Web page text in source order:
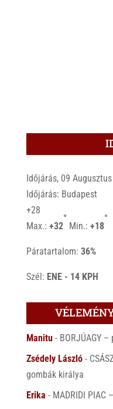
Időjárás, 09 Augusztus
Időjárás: Budapest
+28
Max.: +32
°
Min.: +18
°
Páratartalom: 36%
Szél: ENE - 14 KPH
Manitu- BORJÚAGY
Zsédely László-
gombák királya
Erika - MADRIDI PIAC